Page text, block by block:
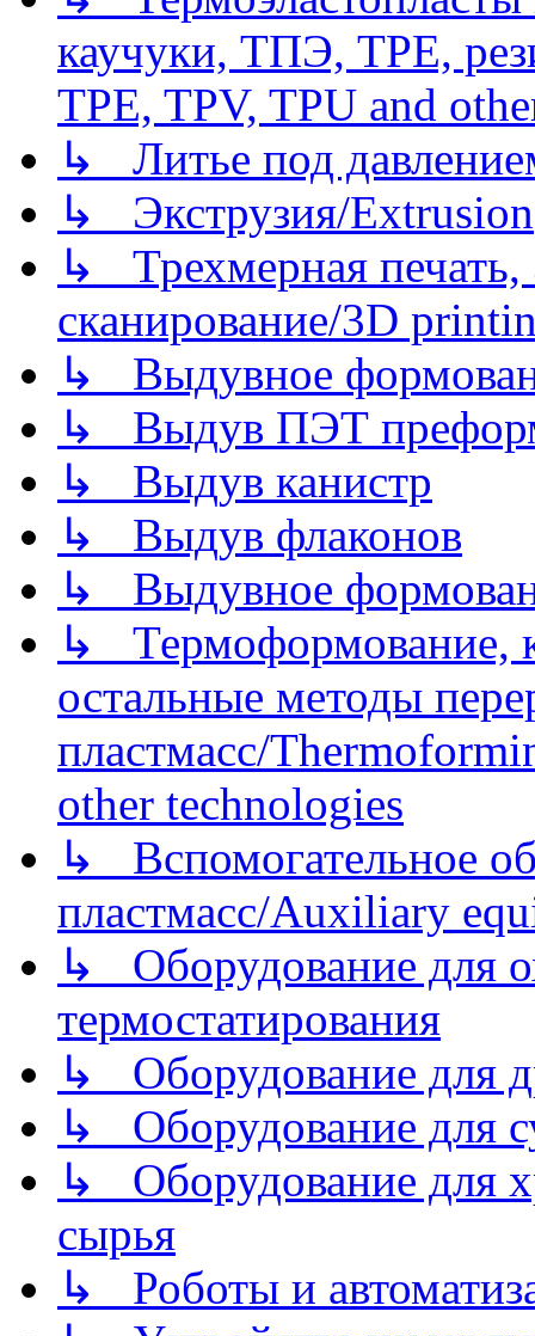
каучуки, ТПЭ, TPE,
TPE, TPV, TPU and
↳ Литье под
↳ Экструзия/Extrusion
↳ Трехмерная
сканирование/3D
↳ Выдувное
↳ Выдув ПЭТ
↳ Выдув канистр
↳ Выдув флаконов
↳ Выдувное
↳ Термоформование,
остальные методы
пластмасс/
other technologies
↳ Вспомогательное
пластмасс/Auxiliary
↳ Оборудование для
термостатирования
↳ Оборудование для
↳ Оборудование для
↳ Оборудование для
сырья
↳ Роботы и